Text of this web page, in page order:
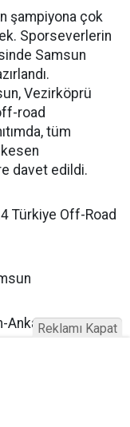
şampiyona çok
Sporseverlerin
Samsun
Vezirköprü
road
tüm
davet edildi.
Türkiye Off-Road
AnkaraReklamı Kapat